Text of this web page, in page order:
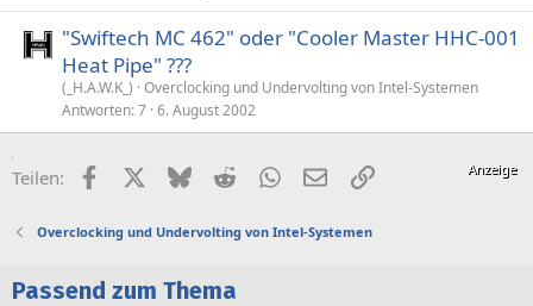
"Swiftech MC 462" oder "Cooler Master HHC-001
Heat Pipe" ???
(_H.A.W.K_) Overclocking und Undervolting von Intel-Systemen
Antworten 7 6. August 2002
Teilen: FacebookX (Twitter)
BlueskyRedditWhatsApp
E-MailLink
Overclocking und Undervolting von Intel-Systemen
Passend zum Thema